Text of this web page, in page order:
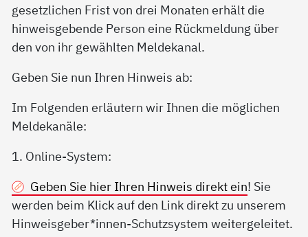
gesetzlichen Frist von drei Monaten erhält die
hinweisgebende Person eine Rückmeldung über
den von ihr gewählten Meldekanal.
Geben Sie nun Ihren Hinweis ab:
Im Folgenden erläutern wir Ihnen die möglichen
Meldekanäle:
1. Online-System:
Geben Sie hier Ihren Hinweis direkt ein! Sie
werden beim Klick auf den Link direkt zu unserem
Hinweisgeber*innen-Schutzsystem weitergeleitet.